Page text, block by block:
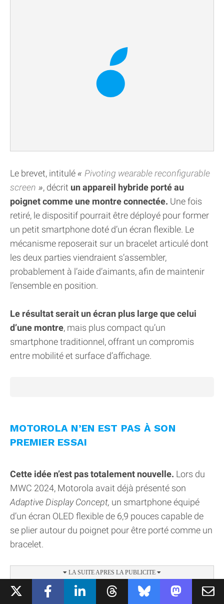
Le brevet, intitulé
Pivoting wearable reconfigurable
screen
, décrit un appareil hybride porté au
poignet comme une montre connectée. Une fois
retiré, le dispositif pourrait être déployé pour former
un petit smartphone doté d’un écran flexible. Le
mécanisme reposerait sur un bracelet articulé dont
les deux parties viendraient s’assembler,
probablement à l’aide d’aimants, afin de maintenir
l’ensemble en position.
Le résultat serait un écran plus large que celui
d’une montre, mais plus compact qu’un
smartphone traditionnel, offrant un compromis
entre mobilité et surface d’affichage.
MOTOROLA N’EN EST PAS À SON
PREMIER ESSAI
Cette idée n’est pas totalement nouvelle. Lors du
MWC 2024, Motorola avait déjà présenté son
Adaptive Display Concept, un smartphone équipé
d’un écran OLED flexible de 6,9 pouces capable de
se plier autour du poignet pour être porté comme un
bracelet.